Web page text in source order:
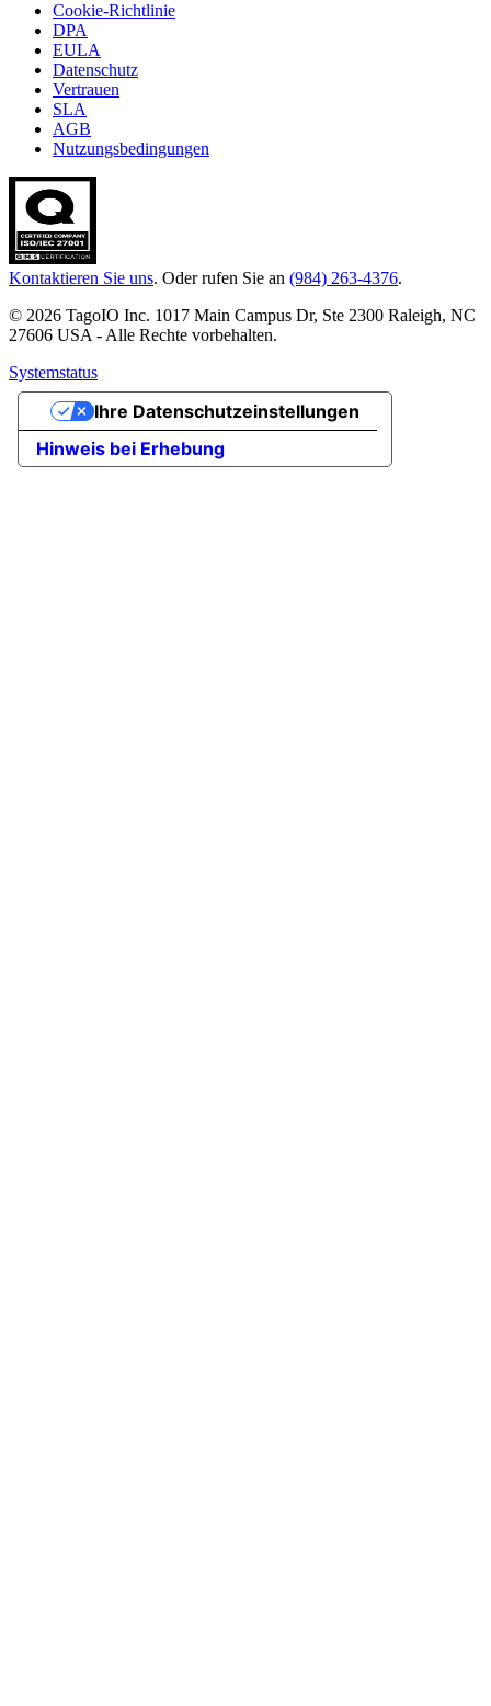
Cookie-Richtlinie
DPA
EULA
Datenschutz
Vertrauen
SLA
AGB
Nutzungsbedingungen
Kontaktieren Sie uns. Oder rufen Sie an (984) 263-4376.
© 2026 TagoIO Inc. 1017 Main Campus Dr, Ste 2300 Raleigh, NC
27606 USA - Alle Rechte vorbehalten.
Systemstatus
Hinweis bei Erhebung
Ihre Datenschutzeinstellungen